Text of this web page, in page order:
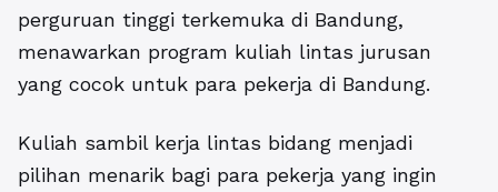
perguruan tinggi terkemuka di Bandung,
menawarkan program kuliah lintas jurusan
yang cocok untuk para pekerja di Bandung.
Kuliah sambil kerja lintas bidang menjadi
pilihan menarik bagi para pekerja yang ingin